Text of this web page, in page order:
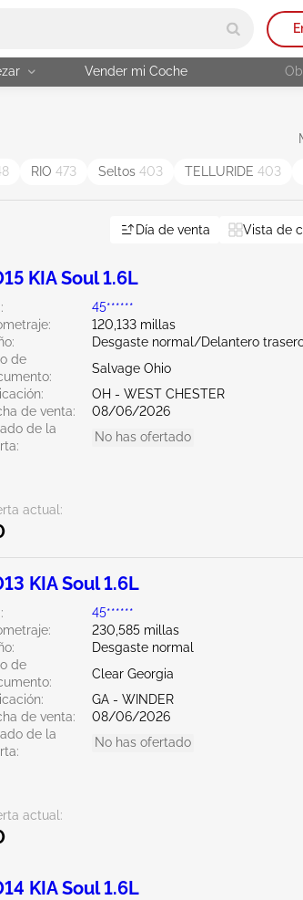
Vender mi Coche
RIO 473 Seltos 403 TELLURIDE 403
Día de venta Vista de
KIA Soul 1.6L
45******
120,133 millas
Desgaste normal/Delantero
de
Salvage Ohio
OH - WEST CHESTER
de venta:
08/06/2026
de la
No has ofertado
actual:
KIA Soul 1.6L
45******
230,585 millas
Desgaste normal
de
Clear Georgia
GA - WINDER
de venta:
08/06/2026
de la
No has ofertado
actual:
KIA Soul 1.6L